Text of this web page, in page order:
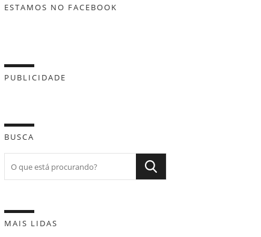
ESTAMOS NO FACEBOOK
PUBLICIDADE
BUSCA
MAIS LIDAS